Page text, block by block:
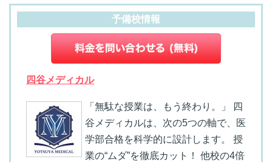
予備校情報
四谷メディカル
「無駄な授業は、もう終わり。」 四
谷メディカルは、次の5つの軸で、医
学部合格を科学的に設計します。 授
業の“ムダ”を徹底カット！ 他校の4倍